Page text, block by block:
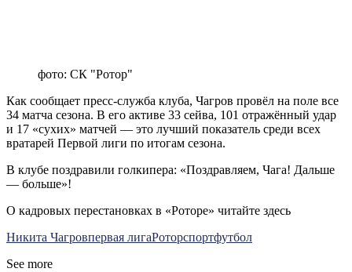
фото: СК "Ротор"
Как сообщает пресс-служба клуба, Чагров провёл на поле все
34 матча сезона. В его активе 33 сейва, 101 отражённый удар
и 17 «сухих» матчей — это лучший показатель среди всех
вратарей Первой лиги по итогам сезона.
В клубе поздравили голкипера: «Поздравляем, Чага! Дальше
— больше»!
О кадровых перестановках в «Роторе» читайте здесь
Никита Чагровпервая лигаРоторспортфутбол
See more